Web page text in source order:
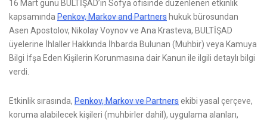
16 Mart günü BULTİŞAD’ın Sofya ofisinde düzenlenen etkinlik
kapsamında Penkov, Markov and Partnershukuk bürosundan
Asen Apostolov, Nikolay Voynov ve Ana Krasteva, BULTİŞAD
üyelerine İhlaller Hakkında İhbarda Bulunan (Muhbir) veya Kamuya
Bilgi İfşa Eden Kişilerin Korunmasına dair Kanun ile ilgili detaylı bilgi
verdi.
Etkinlik sırasında, Penkov, Markov ve Partnersekibi yasal çerçeve,
koruma alabilecek kişileri (muhbirler dahil), uygulama alanları,